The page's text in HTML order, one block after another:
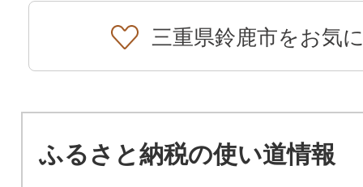
三重県鈴鹿市をお気
ふるさと納税の使い道情報